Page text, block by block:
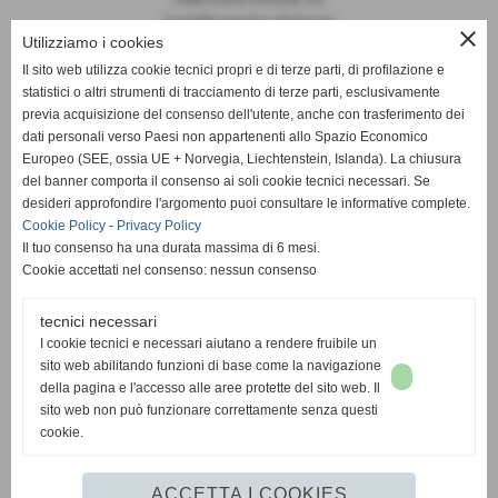
Castelfiorentino (Firenze)
info@pallavoloigiglio.it
Privacy Policy-Cookie Policy
close
Utilizziamo i cookies
Il sito web utilizza cookie tecnici propri e di terze parti, di profilazione e
statistici o altri strumenti di tracciamento di terze parti, esclusivamente
previa acquisizione del consenso dell'utente, anche con trasferimento dei
dati personali verso Paesi non appartenenti allo Spazio Economico
Europeo (SEE, ossia UE + Norvegia, Liechtenstein, Islanda). La chiusura
del banner comporta il consenso ai soli cookie tecnici necessari. Se
desideri approfondire l'argomento puoi consultare le informative complete.
Cookie Policy - Privacy Policy
Il tuo consenso ha una durata massima di 6 mesi.
Cookie accettati nel consenso: nessun consenso
tecnici necessari
I cookie tecnici e necessari aiutano a rendere fruibile un
sito web abilitando funzioni di base come la navigazione
della pagina e l'accesso alle aree protette del sito web. Il
sito web non può funzionare correttamente senza questi
cookie.
ACCETTA I COOKIES